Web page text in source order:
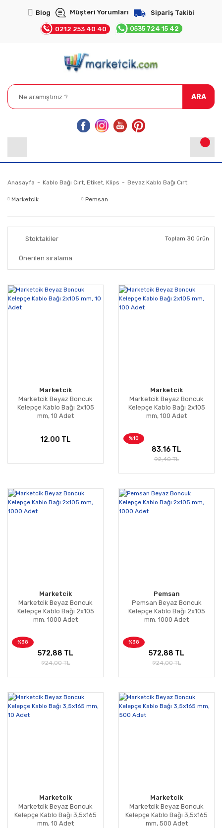
Blog Müşteri Yorumları Sipariş Takibi
0212 253 40 40 0535 724 15 42
ARA
Anasayfa Kablo Bağı Cırt, Etiket, Klips Beyaz Kablo Bağı Cırt
Marketcik Pemsan
Stoktakiler Toplam 30 ürün
Marketcik
Marketcik Beyaz Boncuk
Kelepçe Kablo Bağı 2x105
mm, 10 Adet
12,00 TL
Marketcik
Marketcik Beyaz Boncuk
Kelepçe Kablo Bağı 2x105
mm, 100 Adet
%10
83,16 TL
92,40 TL
Marketcik
Marketcik Beyaz Boncuk
Kelepçe Kablo Bağı 2x105
mm, 1000 Adet
%38
572,88 TL
924,00 TL
Pemsan
Pemsan Beyaz Boncuk
Kelepçe Kablo Bağı 2x105
mm, 1000 Adet
%38
572,88 TL
924,00 TL
Marketcik
Marketcik Beyaz Boncuk
Kelepçe Kablo Bağı 3,5x165
mm, 10 Adet
Marketcik
Marketcik Beyaz Boncuk
Kelepçe Kablo Bağı 3,5x165
mm, 500 Adet